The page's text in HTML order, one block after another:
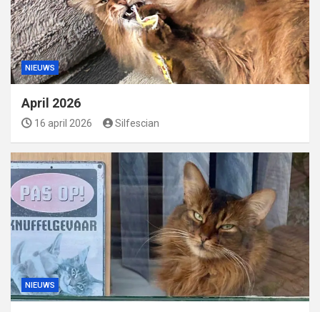
NIEUWS
April 2026
16 april 2026 Silfescian
NIEUWS